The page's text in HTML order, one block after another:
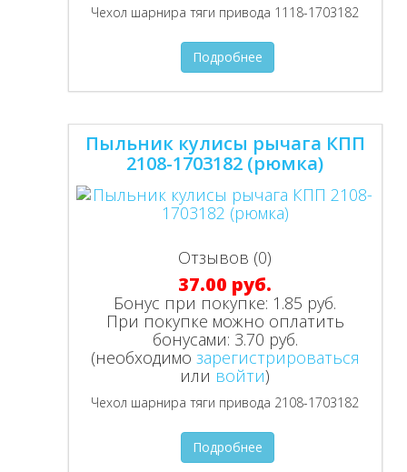
Чехол шарнира тяги привода 1118-1703182
Подробнее
Пыльник кулисы рычага КПП
2108-1703182 (рюмка)
Отзывов (0)
37.00 руб.
Бонус при покупке: 1.85 руб.
При покупке можно оплатить
бонусами: 3.70 руб.
(необходимо зарегистрироваться
или войти)
Чехол шарнира тяги привода 2108-1703182
Подробнее